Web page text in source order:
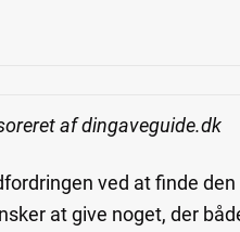
af dingaveguide.dk
ved at finde
at give noget, der